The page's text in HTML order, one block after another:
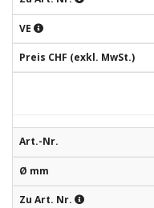
VE
Preis CHF (exkl. MwSt.)
Art.-Nr.
Ø mm
Zu Art. Nr.